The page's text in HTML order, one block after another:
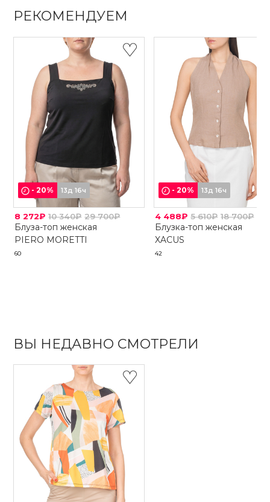
РЕКОМЕНДУЕМ
-20% 13д 16ч
8 272₽ 10 340₽ 29 700₽
Блуза-топ женская
PIERO MORETTI
60
-20% 13д 16ч
4 488₽ 5 610₽ 18 700₽
Блузка-топ женская
XACUS
42
ВЫ НЕДАВНО СМОТРЕЛИ